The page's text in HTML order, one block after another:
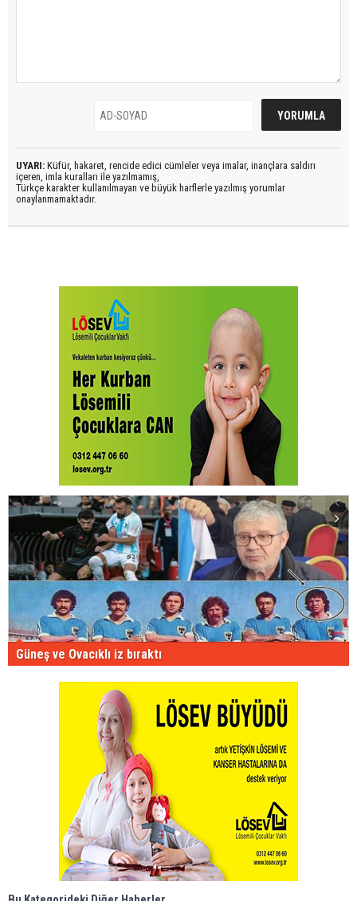
UYARI: Küfür, hakaret, rencide edici cümleler veya imalar, inançlara saldırı
içeren, imla kuralları ile yazılmamış,
Türkçe karakter kullanılmayan ve büyük harflerle yazılmış yorumlar
onaylanmamaktadır.
Güneş ve Ovacıklı iz bıraktı